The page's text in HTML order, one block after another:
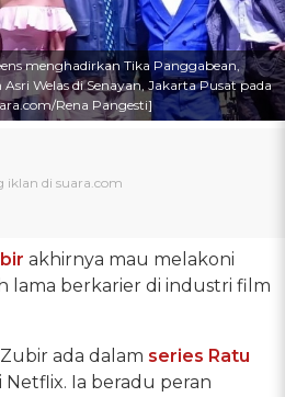
menghadirkan Tika Panggabean,
Welas di Senayan, Jakarta Pusat pada
Rena Pangesti]
akhirnya mau melakoni
lama berkarier di industri film
ada dalam series Ratu
Netflix. Ia beradu peran